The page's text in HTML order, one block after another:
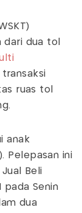
dari dua tol
transaksi
ruas tol
anak
Pelepasan ini
Beli
pada Senin
dua